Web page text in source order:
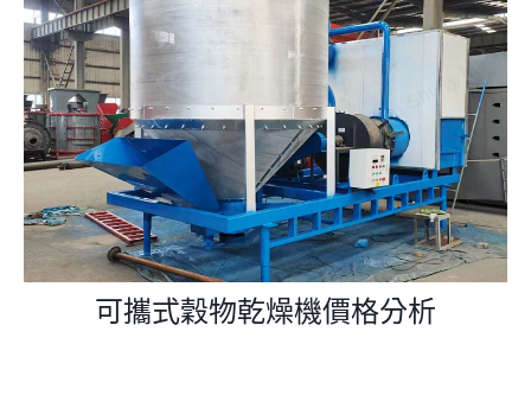
可攜式穀物乾燥機價格分析